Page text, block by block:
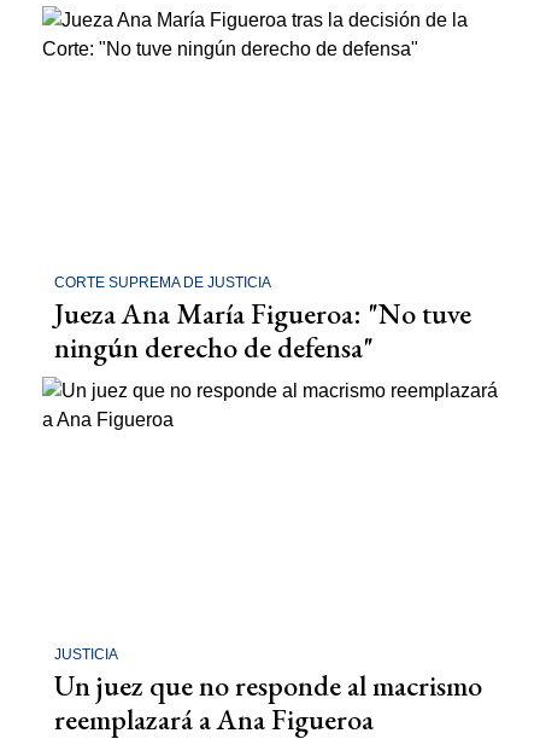
CORTE SUPREMA DE JUSTICIA
Jueza Ana María Figueroa: "No tuve
ningún derecho de defensa"
JUSTICIA
Un juez que no responde al macrismo
reemplazará a Ana Figueroa